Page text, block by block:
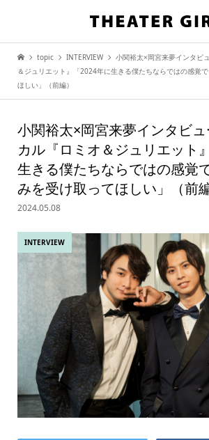
topic INTERVIEW
小関裕太×岡宮来夢インタビ
＆ジュリエット』「2024年に生きる僕たちならではの感覚
ほしい」（前編）
小関裕太×岡宮来夢インタビ
カル『ロミオ＆ジュリエット
生きる僕たちならではの感覚
みを受け取ってほしい」（前編
2024.05.08
INTERVIEW